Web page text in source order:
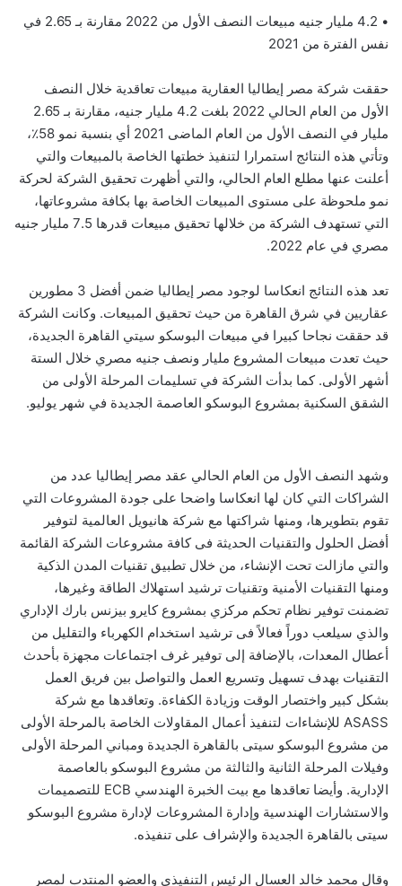
• 4.2 مليار جنيه مبيعات النصف الأول من 2022 مقارنة بـ 2.65 في
نفس الفترة من 2021
حققت شركة مصر إيطاليا العقارية مبيعات تعاقدية خلال النصف
الأول من العام الحالي 2022 بلغت 4.2 مليار جنيه، مقارنة بـ 2.65
مليار في النصف الأول من العام الماضى 2021 أي بنسبة نمو 58٪،
وتأتي هذه النتائج استمرارا لتنفيذ خطتها الخاصة بالمبيعات والتي
أعلنت عنها مطلع العام الحالي، والتي أظهرت تحقيق الشركة لحركة
نمو ملحوظة على مستوى المبيعات الخاصة بها بكافة مشروعاتها،
التي تستهدف الشركة من خلالها تحقيق مبيعات قدرها 7.5 مليار جنيه
مصري في عام 2022.
تعد هذه النتائج انعكاسا لوجود مصر إيطاليا ضمن أفضل 3 مطورين
عقاريين في شرق القاهرة من حيث تحقيق المبيعات. وكانت الشركة
قد حققت نجاحا كبيرا في مبيعات البوسكو سيتي القاهرة الجديدة،
حيث تعدت مبيعات المشروع مليار ونصف جنيه مصري خلال الستة
أشهر الأولى. كما بدأت الشركة في تسليمات المرحلة الأولى من
الشقق السكنية بمشروع البوسكو العاصمة الجديدة في شهر يوليو.
وشهد النصف الأول من العام الحالي عقد مصر إيطاليا عدد من
الشراكات التي كان لها انعكاسا واضحا على جودة المشروعات التي
تقوم بتطويرها، ومنها شراكتها مع شركة هانيويل العالمية لتوفير
أفضل الحلول والتقنيات الحديثة فى كافة مشروعات الشركة القائمة
والتي مازالت تحت الإنشاء، من خلال تطبيق تقنيات المدن الذكية
ومنها التقنيات الأمنية وتقنيات ترشيد استهلاك الطاقة وغيرها،
تضمنت توفير نظام تحكم مركزي بمشروع كايرو بيزنس بارك الإداري
والذي سيلعب دوراً فعالاً فى ترشيد استخدام الكهرباء والتقليل من
أعطال المعدات، بالإضافة إلى توفير غرف اجتماعات مجهزة بأحدث
التقنيات بهدف تسهيل وتسريع العمل والتواصل بين فريق العمل
بشكل كبير واختصار الوقت وزيادة الكفاءة. وتعاقدها مع شركة
ASASS للإنشاءات لتنفيذ أعمال المقاولات الخاصة بالمرحلة الأولى
من مشروع البوسكو سيتى بالقاهرة الجديدة ومباني المرحلة الأولى
وفيلات المرحلة الثانية والثالثة من مشروع البوسكو بالعاصمة
الإدارية. وأيضا تعاقدها مع بيت الخبرة الهندسي ECB للتصميمات
والاستشارات الهندسية وإدارة المشروعات لإدارة مشروع البوسكو
سيتى بالقاهرة الجديدة والإشراف على تنفيذه.
وقال محمد خالد العسال الرئيس التنفيذي والعضو المنتدب لمصر